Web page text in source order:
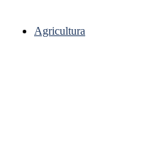
Agricultura